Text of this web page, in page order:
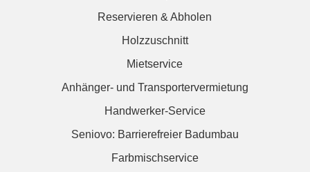
Reservieren & Abholen
Holzzuschnitt
Mietservice
Anhänger- und Transportervermietung
Handwerker-Service
Seniovo: Barrierefreier Badumbau
Farbmischservice